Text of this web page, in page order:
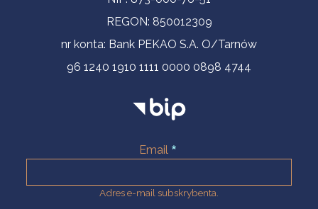
REGON: 850012309
nr konta: Bank PEKAO S.A. O/Tarnów
96 1240 1910 1111 0000 0898 4744
Email
Adres e-mail subskrybenta.